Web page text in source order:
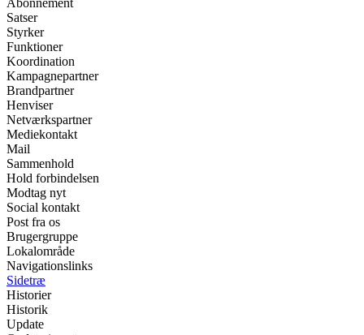
Satser
Styrker
Funktioner
Koordination
Kampagnepartner
Brandpartner
Henviser
Netværkspartner
Mediekontakt
Mail
Sammenhold
Hold forbindelsen
Modtag nyt
Social kontakt
Post fra os
Brugergruppe
Lokalområde
Navigationslinks
Sidetræ
Historier
Historik
Update